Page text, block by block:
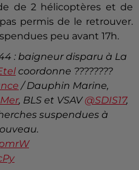
de 2 hélicoptères et de
permis de le retrouver.
peu avant 17h.
: baigneur disparu à La
coordonne ????????
/ Dauphin Marine,
, BLS et VSAV@SDIS17,
suspendues à